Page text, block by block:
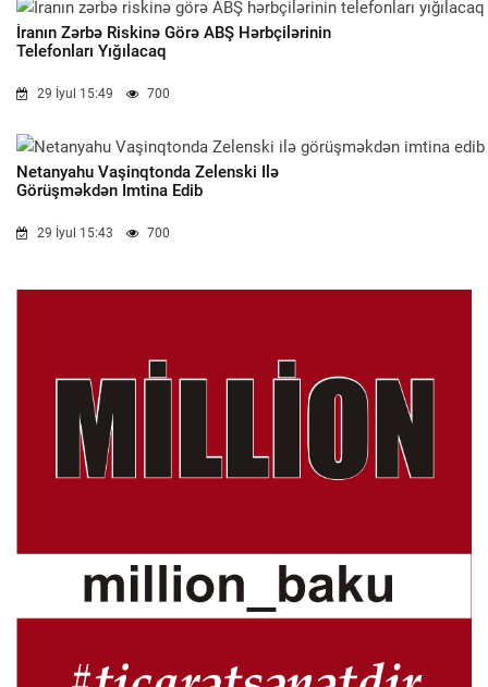
İranın Zərbə Riskinə Görə ABŞ Hərbçilərinin
Telefonları Yığılacaq
29 İyul 15:49 700
Netanyahu Vaşinqtonda Zelenski Ilə
Görüşməkdən Imtina Edib
29 İyul 15:43 700